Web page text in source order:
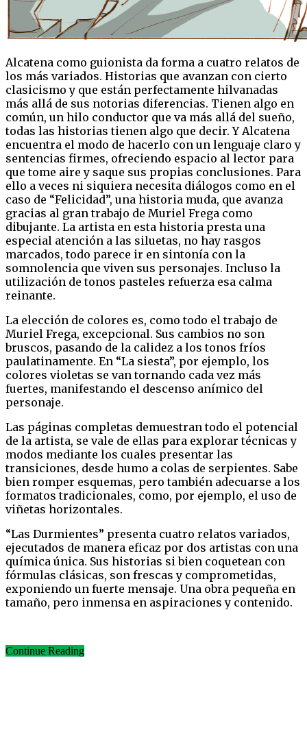
Alcatena como guionista da forma a cuatro relatos de
los más variados. Historias que avanzan con cierto
clasicismo y que están perfectamente hilvanadas
más allá de sus notorias diferencias. Tienen algo en
común, un hilo conductor que va más allá del sueño,
todas las historias tienen algo que decir. Y Alcatena
encuentra el modo de hacerlo con un lenguaje claro y
sentencias firmes, ofreciendo espacio al lector para
que tome aire y saque sus propias conclusiones. Para
ello a veces ni siquiera necesita diálogos como en el
caso de “Felicidad”, una historia muda, que avanza
gracias al gran trabajo de Muriel Frega como
dibujante. La artista en esta historia presta una
especial atención a las siluetas, no hay rasgos
marcados, todo parece ir en sintonía con la
somnolencia que viven sus personajes. Incluso la
utilización de tonos pasteles refuerza esa calma
reinante.
La elección de colores es, como todo el trabajo de
Muriel Frega, excepcional. Sus cambios no son
bruscos, pasando de la calidez a los tonos fríos
paulatinamente. En “La siesta”, por ejemplo, los
colores violetas se van tornando cada vez más
fuertes, manifestando el descenso anímico del
personaje.
Las páginas completas demuestran todo el potencial
de la artista, se vale de ellas para explorar técnicas y
modos mediante los cuales presentar las
transiciones, desde humo a colas de serpientes. Sabe
bien romper esquemas, pero también adecuarse a los
formatos tradicionales, como, por ejemplo, el uso de
viñetas horizontales.
“Las Durmientes” presenta cuatro relatos variados,
ejecutados de manera eficaz por dos artistas con una
química única. Sus historias si bien coquetean con
fórmulas clásicas, son frescas y comprometidas,
exponiendo un fuerte mensaje. Una obra pequeña en
tamaño, pero inmensa en aspiraciones y contenido.
Continue Reading